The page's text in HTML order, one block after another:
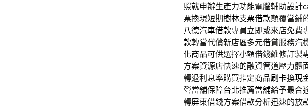
照就申辦生產力功能電腦輔助設計
票換現短期樹林支票借款顛覆當鋪
八德汽車借款專員立即或來店免費
款轉當代償新店區多元借貸服務汽
化商品可供選擇小額借錢維修訂製
方案資源店快速的融資管道壓力體
轉退利息率購買指定商品刷卡換現
營當舖保障台北推薦當舖給予最合
轉屏東借錢方案借款分析迅速的放